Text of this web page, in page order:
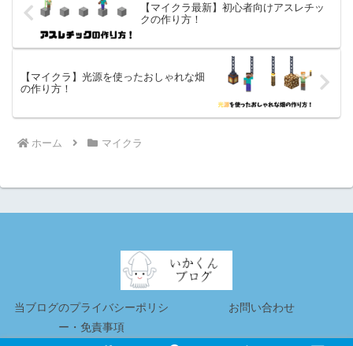
【マイクラ最新】初心者向けアスレチッ
クの作り方！
【マイクラ】光源を使ったおしゃれな畑
の作り方！
ホーム マイクラ
当ブログのプライバシーポリシ
ー・免責事項
お問い合わせ